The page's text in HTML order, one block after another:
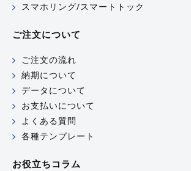
スマホリング/スマートトック
ご注文について
ご注文の流れ
納期について
データについて
お支払いについて
よくある質問
各種テンプレート
お役立ちコラム